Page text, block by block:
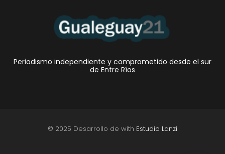
Periodismo independiente y comprometido desde el sur
de Entre Ríos
© 2025 Desarrollo de with Estudio Lanzi